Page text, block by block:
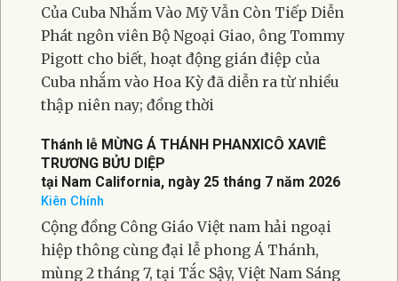
Của Cuba Nhắm Vào Mỹ Vẫn Còn Tiếp Diễn
Phát ngôn viên Bộ Ngoại Giao, ông Tommy
Pigott cho biết, hoạt động gián điệp của
Cuba nhắm vào Hoa Kỳ đã diễn ra từ nhiều
thập niên nay; đồng thời
Thánh lễ MỪNG Á THÁNH PHANXICÔ XAVIÊ
TRƯƠNG BỬU DIỆP
tại Nam California, ngày 25 tháng 7 năm 2026
Kiên Chính
Cộng đồng Công Giáo Việt nam hải ngoại
hiệp thông cùng đại lễ phong Á Thánh,
mùng 2 tháng 7, tại Tắc Sậy, Việt Nam Sáng